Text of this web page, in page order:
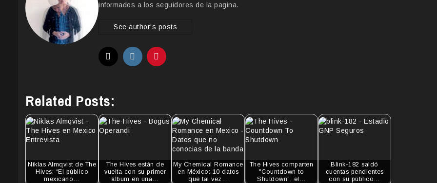
informados a los seguidores de la pagina.
See author's posts
Related Posts:
Niklas Almqvist de The
Hives: “El público
mexicano…
The Hives están de
vuelta con su primer
álbum en una…
My Chemical Romance
en México: 10 datos
que tal vez…
The Hives comparten
"Countdown to
Shutdown", el…
Blink-182 saldó
cuentas pendientes
con su público…